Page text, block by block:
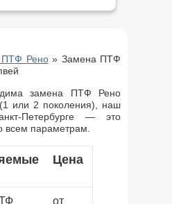
ПТФ Рено» Замена ПТФ
замена ПТФ Рено
или 2 поколения), наш
Петербурге — это
всем параметрам.
Цена
от